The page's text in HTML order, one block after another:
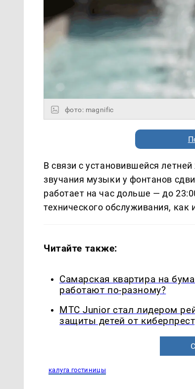
фото: magnific
В связи с установившейся
звучания музыки у фонтанов
работает на час дольше — до
технического обслуживания, как
Читайте также:
Самарская квартира на
работают по-разному?
МТС Junior стал лидером
защиты детей от
калуга гостиницы